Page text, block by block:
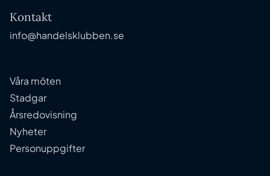
Kontakt
info@handelsklubben.se